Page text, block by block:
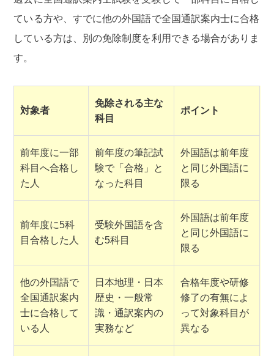
ている方や、すでに他の外国語で全国通訳案内士に合格
している方は、別の免除制度を利用できる場合がありま
す。
対象者
免除される主な
科目
ポイント
前年度に一部
科目へ合格し
た人
前年度の筆記試
験で「合格」と
なった科目
外国語は前年度
と同じ外国語に
限る
前年度に5科
目合格した人
受験外国語を含
む5科目
外国語は前年度
と同じ外国語に
限る
他の外国語で
全国通訳案内
士に合格して
いる人
日本地理・日本
歴史・一般常
識・通訳案内の
実務など
合格年度や研修
修了の有無によ
って対象科目が
異なる